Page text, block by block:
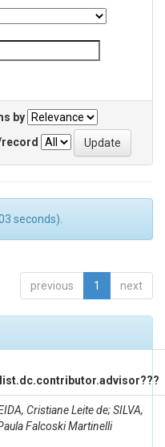
by
seconds).
previous 1 next
Cristiane Leite de; SILVA,
Falcoski Martinelli